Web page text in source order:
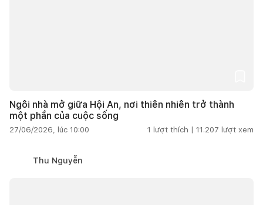
Ngôi nhà mở giữa Hội An, nơi thiên nhiên trở thành
một phần của cuộc sống
27/06/2026, lúc 10:00 1 lượt thích | 11.207 lượt xem
Thu Nguyễn